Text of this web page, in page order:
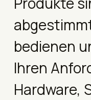
bedienen
Ihren
Hardware,